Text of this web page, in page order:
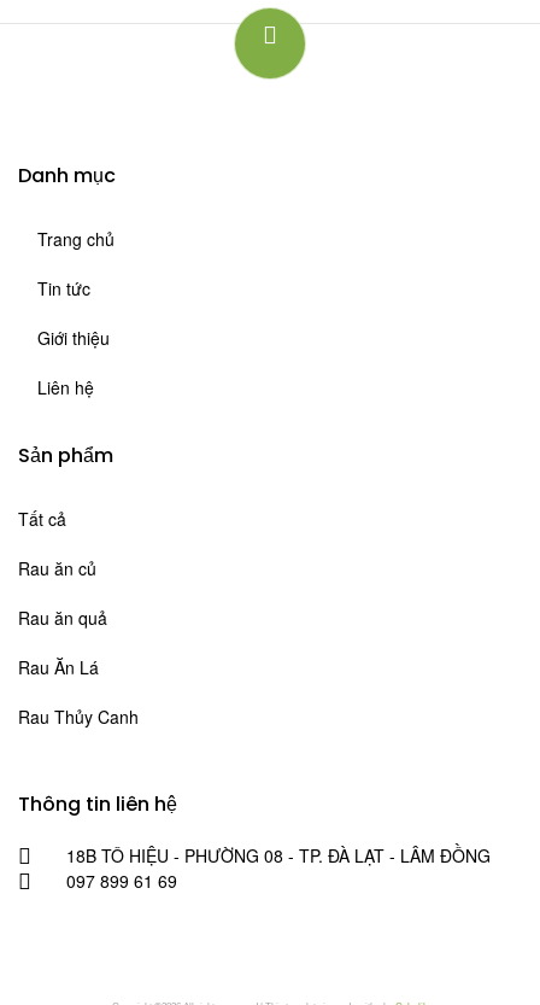
Danh mục
Trang chủ
Tin tức
Giới thiệu
Liên hệ
Sản phẩm
Tất cả
Rau ăn củ
Rau ăn quả
Rau Ăn Lá
Rau Thủy Canh
Thông tin liên hệ
18B TÔ HIỆU - PHƯỜNG 08 - TP. ĐÀ LẠT - LÂM ĐỒNG
097 899 61 69